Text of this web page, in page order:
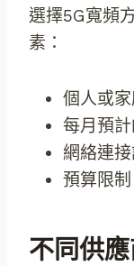
選擇5G寬頻
素：
個人或
每月預
網絡連
預算限制
不同供